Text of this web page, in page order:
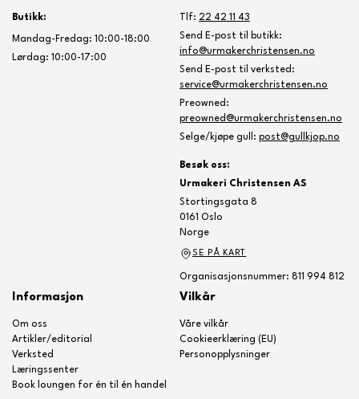
Butikk:
Mandag-Fredag: 10:00-18:00
Lørdag: 10:00-17:00
Tlf: 22 42 11 43
Send E-post til butikk:
info@urmakerchristensen.no
Send E-post til verksted:
service@urmakerchristensen.no
Preowned:
preowned@urmakerchristensen.no
Selge/kjøpe gull: post@gullkjop.no
Besøk oss:
Urmakeri Christensen AS
Stortingsgata 8
0161 Oslo
Norge
SE PÅ KART
Organisasjonsnummer: 811 994 812
Informasjon
Om oss
Artikler/editorial
Verksted
Læringssenter
Book loungen for én til én handel
Vilkår
Våre vilkår
Cookieerklæring (EU)
Personopplysninger